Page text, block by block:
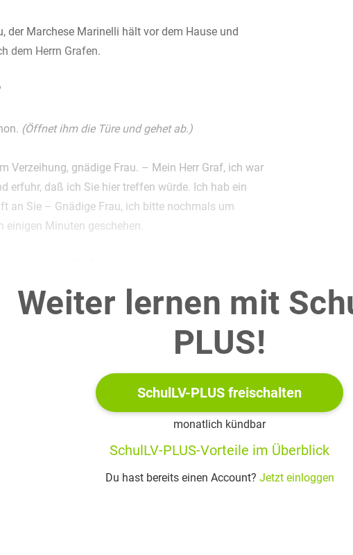
der Marchese Marinelli hält vor dem Hause und
dem Herrn Grafen.
(Öffnet ihm die Türe und gehet ab.)
Verzeihung, gnädige Frau. – Mein Herr Graf, ich war
erfuhr, daß ich Sie hier treffen würde. Ich hab ein
an Sie – Gnädige Frau, ich bitte nochmals um
einigen Minuten geschehen.
Weiter lernen mit
PLUS!
SchulLV-PLUS freischalten
monatlich kündbar
SchulLV-PLUS-Vorteile im Überblick
Du hast bereits einen Account? Jetzt einloggen